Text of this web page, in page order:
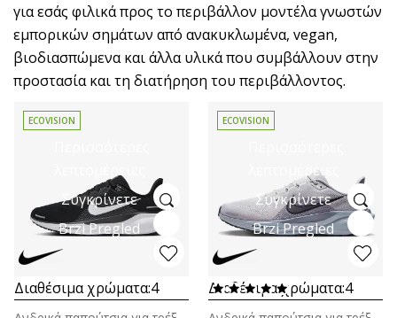
για εσάς φιλικά προς το περιβάλλον μοντέλα γνωστών
εμπορικών σημάτων από ανακυκλωμένα, vegan,
βιοδιασπώμενα και άλλα υλικά που συμβάλλουν στην
προστασία και τη διατήρηση του περιβάλλοντος.
λεπτομέρειες
Συγκρίνετε
Brzi Pregled
ECOVISION
Διαθέσιμα χρώματα:4
λεπτομέρειες
Συγκρίνετε
Brzi Pregled
ECOVISION
Διαθέσιμα χρώματα:4